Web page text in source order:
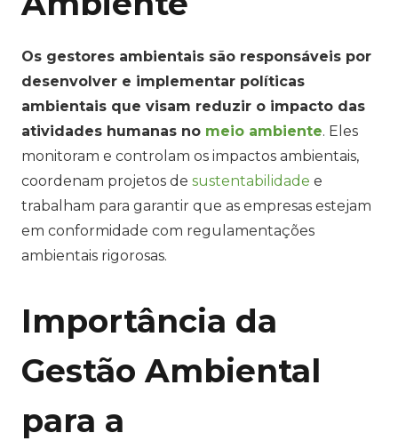
Os gestores ambientais são responsáveis por
desenvolver e implementar políticas
ambientais que visam reduzir o impacto das
atividades humanas no meio ambiente. Eles
monitoram e controlam os impactos ambientais,
coordenam projetos de sustentabilidade e
trabalham para garantir que as empresas estejam
em conformidade com regulamentações
ambientais rigorosas.
Importância da
Gestão Ambiental
para a